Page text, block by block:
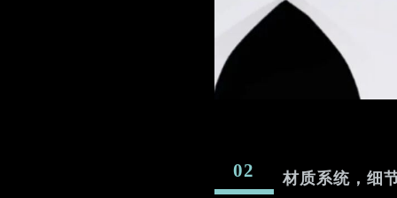
02 材质系统，细